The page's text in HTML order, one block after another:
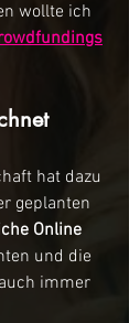
wollte ich
hat dazu
geplanten
Online
und die
immer